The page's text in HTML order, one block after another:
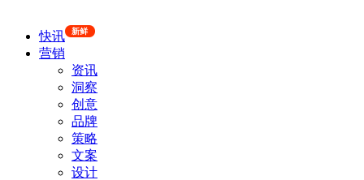
快讯 新鲜
营销
资讯
洞察
创意
品牌
策略
文案
设计